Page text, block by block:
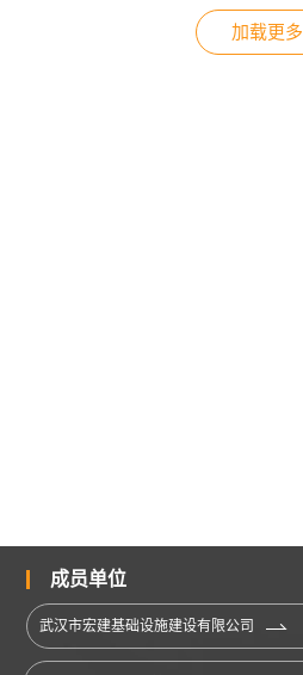
加载更多
成员单位
武汉市宏建基础设施建设有限公司